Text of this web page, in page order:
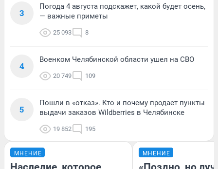
3
Погода 4 августа подскажет, какой будет осень,
— важные приметы
25 093 8
4
Военком Челябинской области ушел на СВО
20 749 109
5
Пошли в «отказ». Кто и почему продает пункты
выдачи заказов Wildberries в Челябинске
19 852 195
МНЕНИЕ МНЕНИЕ